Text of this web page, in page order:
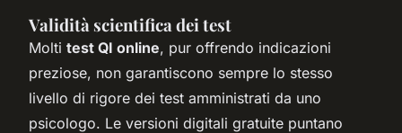
Validità scientifica dei test
Molti test QI online, pur offrendo indicazioni
preziose, non garantiscono sempre lo stesso
livello di rigore dei test amministrati da uno
psicologo. Le versioni digitali gratuite puntano